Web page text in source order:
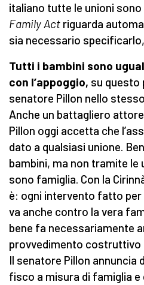
italiano tutte le unioni
Family Act riguarda
sia necessario
Tutti i bambini sono
con l’appoggio, su questo
senatore Pillon nello
Anche un battagliero
Pillon oggi accetta che
dato a qualsiasi unione.
bambini, ma non tramite le
sono famiglia. Con la
è: ogni intervento fatto
va anche contro la vera
bene fa necessariamente
provvedimento
Il senatore Pillon annuncia
fisco a misura di famiglia